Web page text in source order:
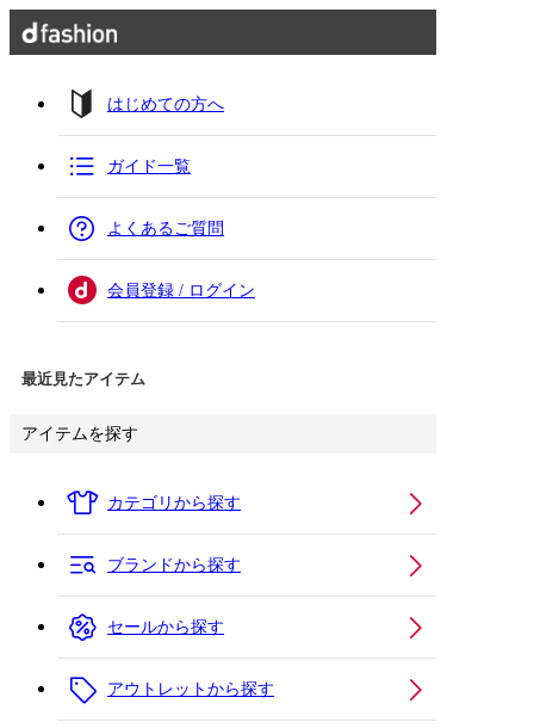
はじめての方へ
ガイド一覧
よくあるご質問
会員登録 / ログイン
最近見たアイテム
アイテムを探す
カテゴリから探す
ブランドから探す
セールから探す
アウトレットから探す